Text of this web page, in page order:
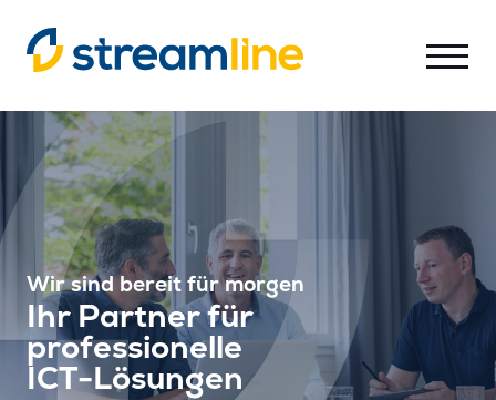
Streamline
AG
Wir sind bereit für morgen
Ihr Partner für
professionelle
ICT-Lösungen